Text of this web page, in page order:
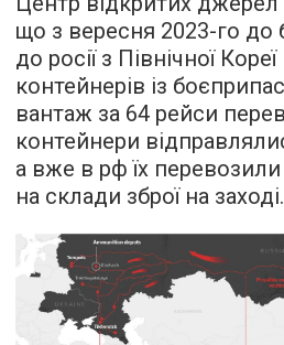
що з вересня 2023-го до
до росії з Північної
контейнерів із
вантаж за 64 рейси
контейнери
а вже в рф їх
на склади зброї на заході.